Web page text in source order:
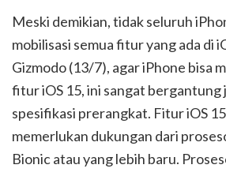
Meski demikian, tidak seluruh
mobilisasi semua fitur yang ada di
Gizmodo (13/7), agar iPhone bisa
fitur iOS 15, ini sangat bergantung
spesifikasi prerangkat. Fitur iOS
memerlukan dukungan dari
Bionic atau yang lebih baru.